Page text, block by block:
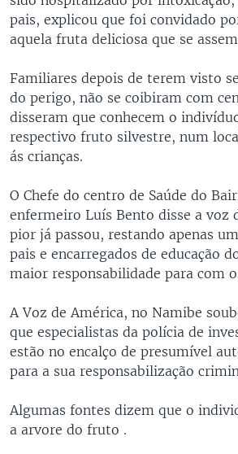
pais, explicou que foi convidado
aquela fruta deliciosa que se
Familiares depois de terem visto
do perigo, não se coibiram com
disseram que conhecem o
respectivo fruto silvestre, num
ás crianças.
O Chefe do centro de Saúde do
enfermeiro Luís Bento disse a voz
pior já passou, restando apenas
pais e encarregados de educação
maior responsabilidade para com
A Voz de América, no Namibe
que especialistas da polícia de
estão no encalço de presumível
para a sua responsabilização
Algumas fontes dizem que o
a arvore do fruto .